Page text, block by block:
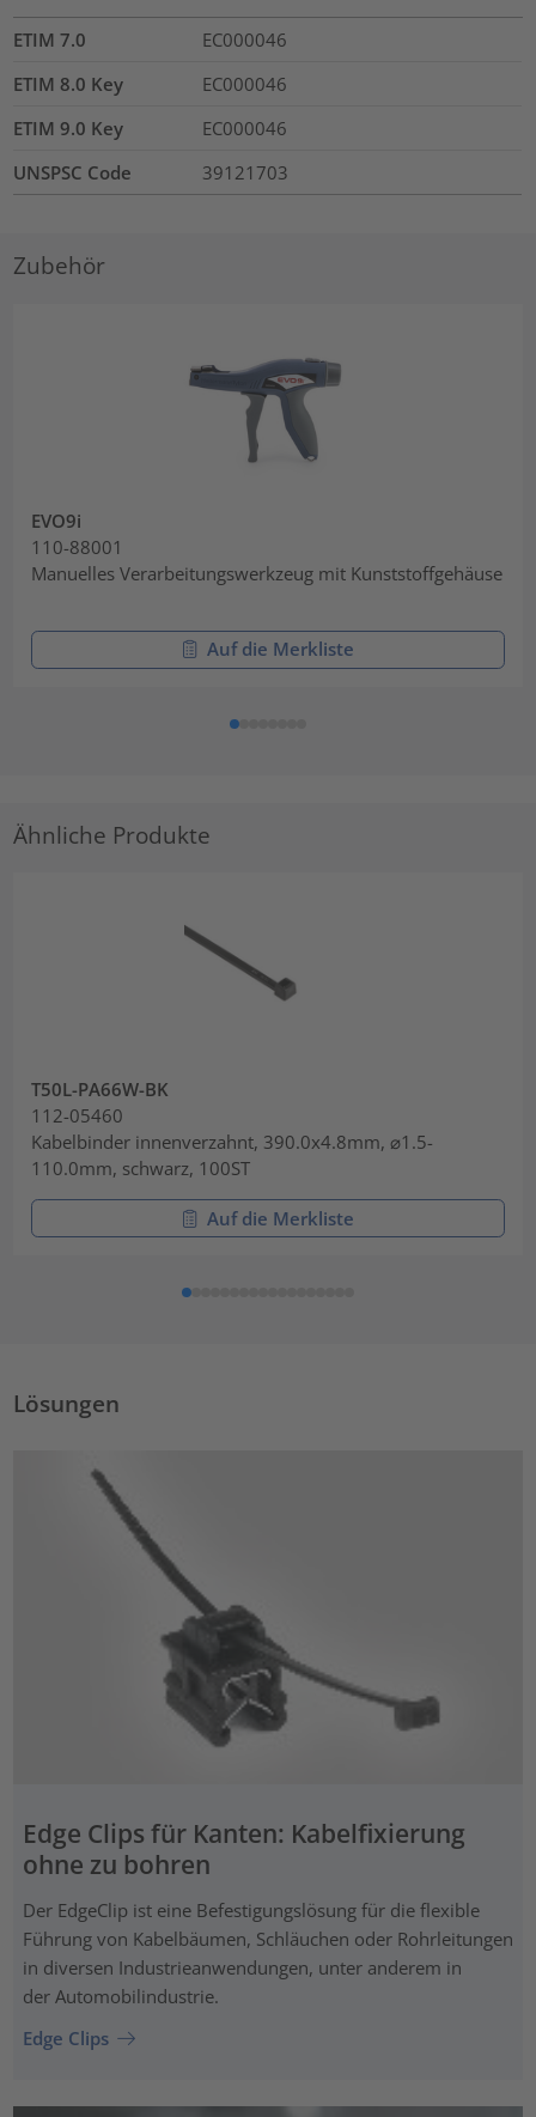
ETIM 7.0
EC000046
ETIM 8.0 Key
EC000046
ETIM 9.0 Key
EC000046
UNSPSC Code
39121703
Zubehör
EVO9i
110-88001
Manuelles Verarbeitungswerkzeug mit Kunststoffgehäuse
Auf die Merkliste
Ähnliche Produkte
T50L-PA66W-BK
112-05460
Kabelbinder innenverzahnt, 390.0x4.8mm, ⌀1.5-
110.0mm, schwarz, 100ST
Auf die Merkliste
Lösungen
Edge Clips für Kanten: Kabelfixierung
ohne zu bohren
Der EdgeClip ist eine Befestigungslösung für die flexible
Führung von Kabelbäumen, Schläuchen oder Rohrleitungen
in diversen Industrieanwendungen, unter anderem in
der Automobilindustrie.
Edge Clips